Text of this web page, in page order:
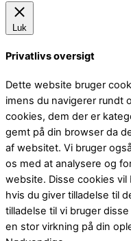
Luk
Privatlivs oversigt
Dette website bruger
imens du navigerer rundt
cookies, dem der er
gemt på din browser da
af websitet. Vi bruger
os med at analysere og
website. Disse cookies
hvis du giver tilladelse til
tilladelse til vi bruger
en stor virkning på din